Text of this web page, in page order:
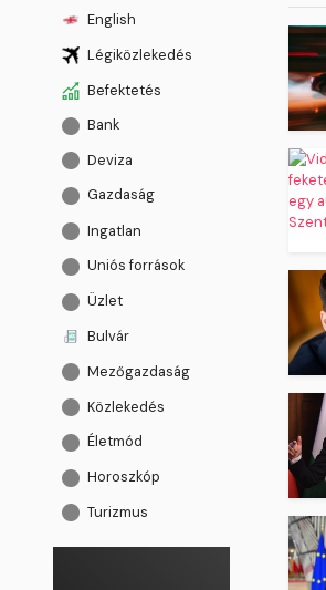
English
Légiközlekedés
Befektetés
Bank
Deviza
Gazdaság
Ingatlan
Uniós források
Üzlet
Bulvár
Mezőgazdaság
Közlekedés
Életmód
Horoszkóp
Turizmus